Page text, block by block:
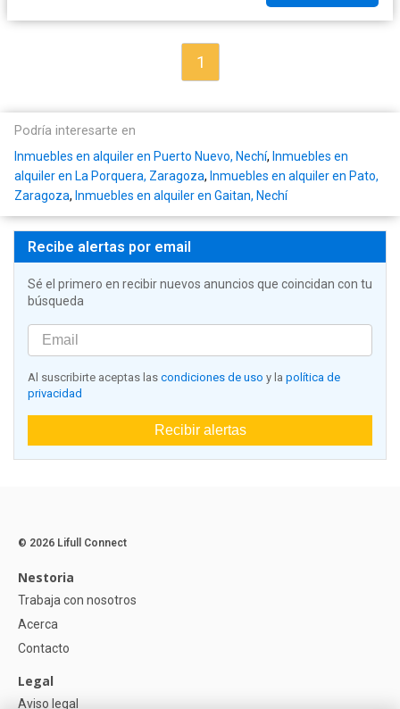
1
Podría interesarte en
Inmuebles en alquiler en Puerto Nuevo, Nechí, Inmuebles en
alquiler en La Porquera, Zaragoza, Inmuebles en alquiler en Pato,
Zaragoza, Inmuebles en alquiler en Gaitan, Nechí
Recibe alertas por email
Sé el primero en recibir nuevos anuncios que coincidan con tu
búsqueda
Al suscribirte aceptas las condiciones de uso y la política de
privacidad
Recibir alertas
© 2026 Lifull Connect
Nestoria
Trabaja con nosotros
Acerca
Contacto
Legal
Aviso legal